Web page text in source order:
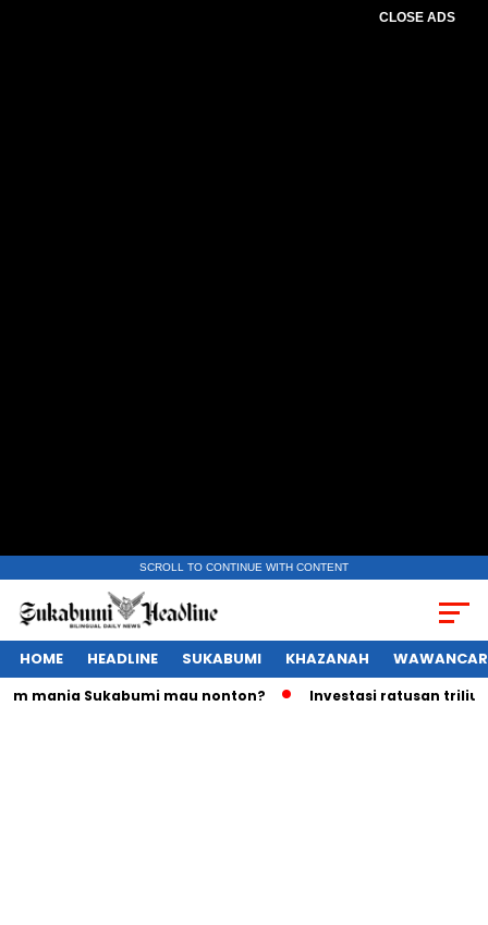
CLOSE ADS
SCROLL TO CONTINUE WITH CONTENT
HOME HEADLINE SUKABUMI KHAZANAH
Sukabumi mau nonton? Investasi ratusan triliun